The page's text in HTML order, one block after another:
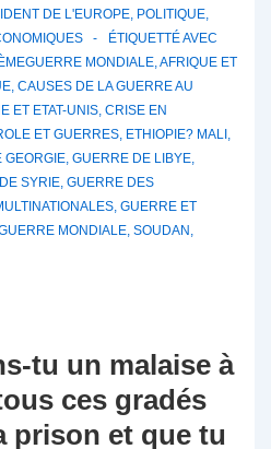
DE L'EUROPE, POLITIQUE,
ÉTIQUETTÉ AVEC
MONDIALE,AFRIQUE ET
, CAUSES DE LA GUERRE AU
ET ETAT-UNIS, CRISE EN
ET GUERRES, ETHIOPIE? MALI ,
GEORGIE, GUERRE DE LIBYE,
SYRIE, GUERRE DES
, GUERRE ET
MONDIALE, SOUDAN ,
tu un malaise à
ces gradés
prison et que tu